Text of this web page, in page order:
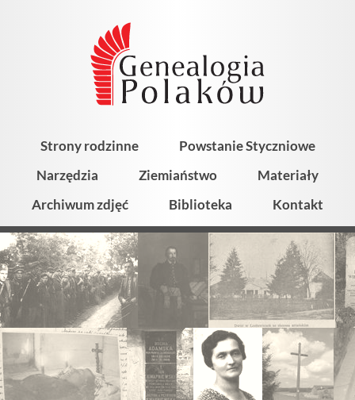
Strony rodzinne
Powstanie Styczniowe
Narzędzia
Ziemiaństwo
Materiały
Archiwum zdjęć
Biblioteka Kontakt